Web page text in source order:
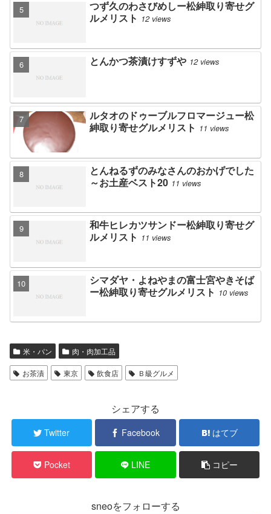
つず久のわさびめしー松紳取り寄せグ
ルメリスト 12 views
とんかつ茶漬けすずや 12 views
ルタオのドゥーブルフロマージュー松
紳取り寄せグルメリスト 11 views
とんねるずのみなさんのおかげでした
～お土産ベスト20 11 views
和牛ヒレカツサンドー松紳取り寄せグ
ルメリスト 11 views
シマダヤ・よねやまの富士宮やきそば
ー松紳取り寄せグルメリスト 10 views
米・パン 肉・肉加工品
お茶漬 東京 飲食店 Ｂ級グルメ
シェアする
Twitter Facebook はてブ
Pocket LINE コピー
sneoをフォローする